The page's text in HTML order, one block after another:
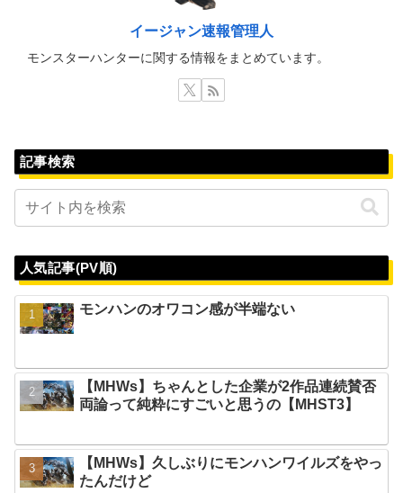
イージャン速報管理人
モンスターハンターに関する情報をまとめています。
記事検索
人気記事(PV順)
モンハンのオワコン感が半端ない
【MHWs】ちゃんとした企業が2作品連続賛否
両論って純粋にすごいと思うの【MHST3】
【MHWs】久しぶりにモンハンワイルズをやっ
たんだけど